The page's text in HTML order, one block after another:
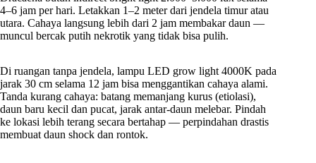
4–6 jam per hari. Letakkan 1–2 meter dari jendela timur atau
utara. Cahaya langsung lebih dari 2 jam membakar daun —
muncul bercak putih nekrotik yang tidak bisa pulih.
Di ruangan tanpa jendela, lampu LED grow light 4000K pada
jarak 30 cm selama 12 jam bisa menggantikan cahaya alami.
Tanda kurang cahaya: batang memanjang kurus (etiolasi),
daun baru kecil dan pucat, jarak antar-daun melebar. Pindah
ke lokasi lebih terang secara bertahap — perpindahan drastis
membuat daun shock dan rontok.